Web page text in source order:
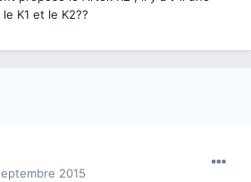
K1 et le K2??
2015